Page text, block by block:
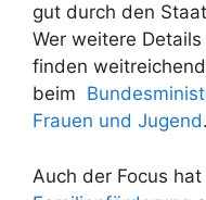
gut durch den
Wer weitere
finden
beim
Frauen und Jugend.
Auch der Focus